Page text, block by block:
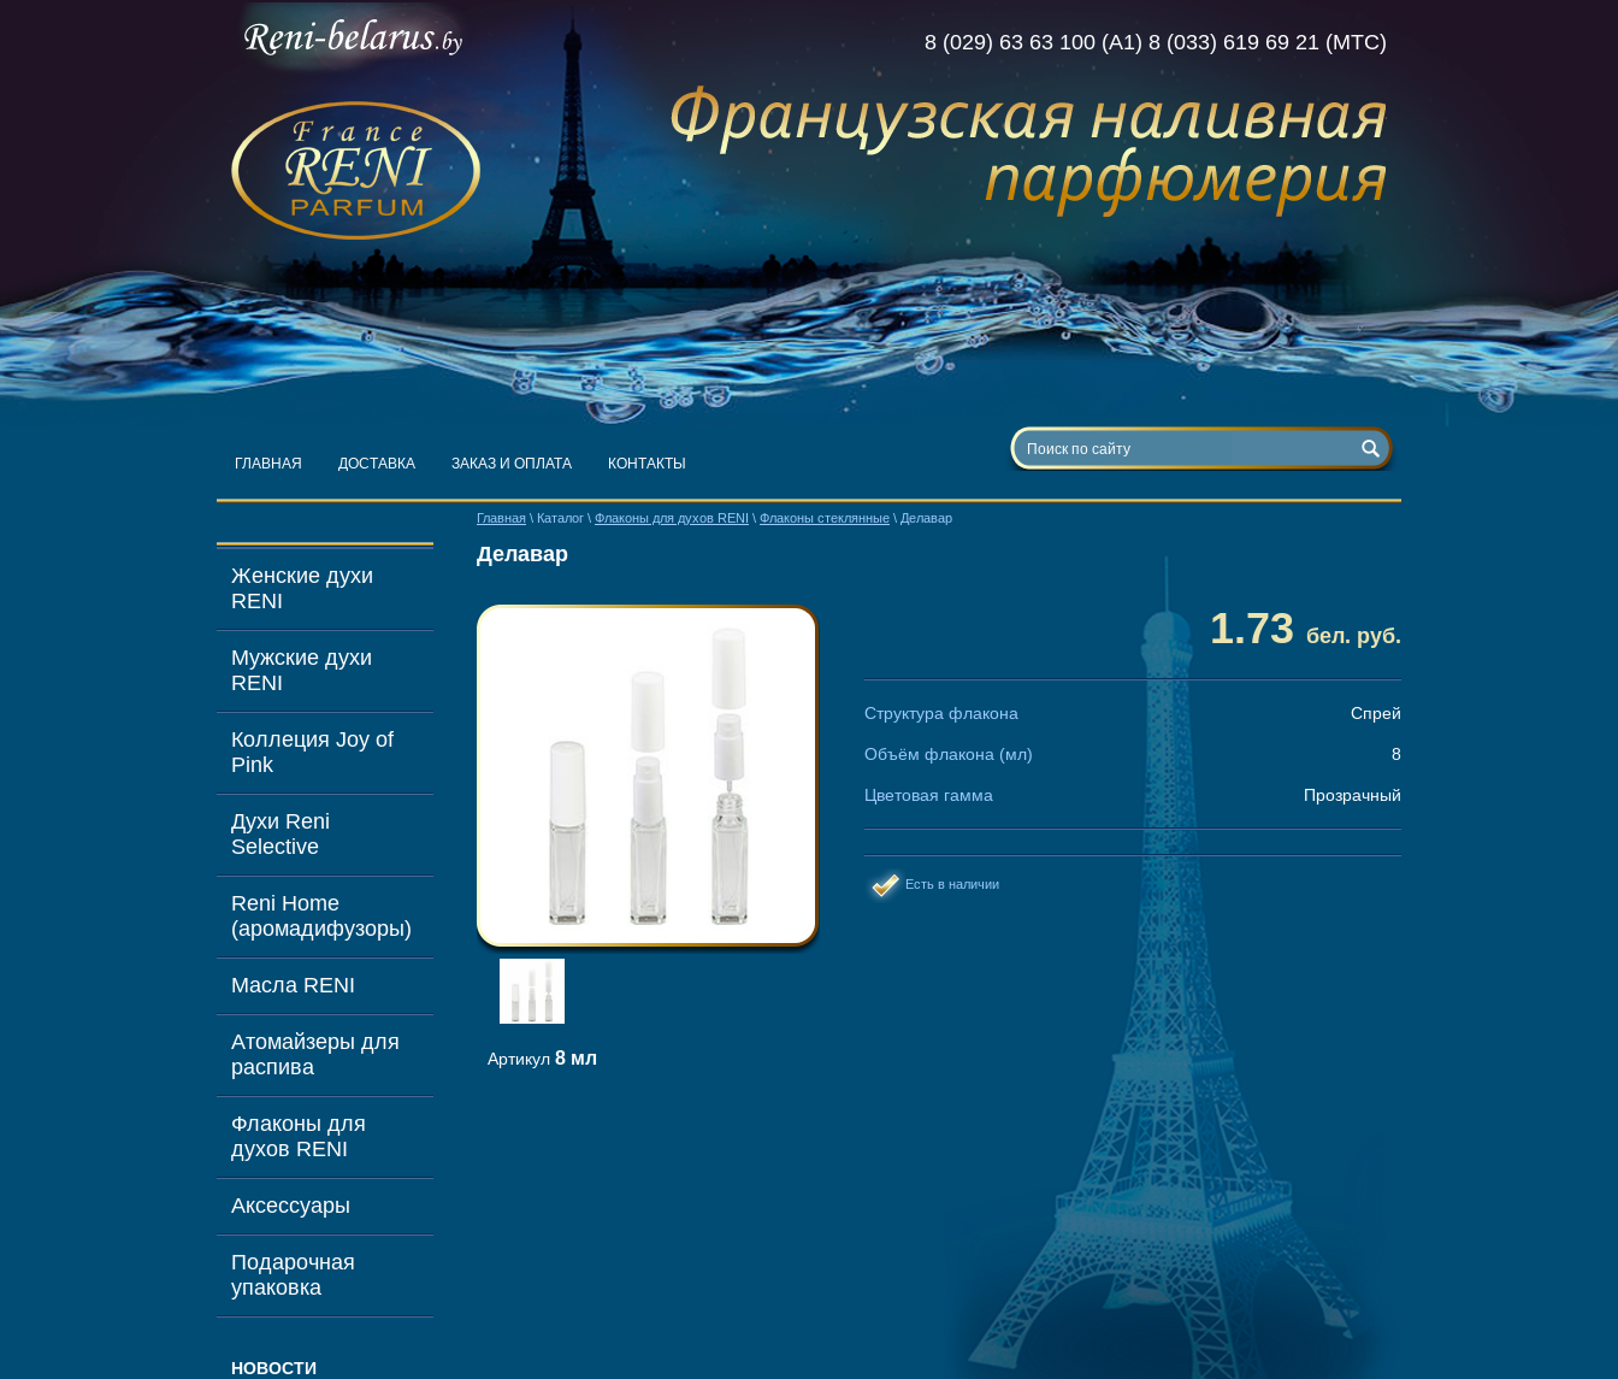
8 (029) 63 63 100 (А1) 8 (033) 619 69 21 (МТС)
ГЛАВНАЯ ДОСТАВКА ЗАКАЗ И ОПЛАТА КОНТАКТЫ
Женские духи
RENI
Мужские духи
RENI
Коллеция Joy of
Pink
Духи Reni
Selective
Reni Home
(аромадифузоры)
Масла RENI
Атомайзеры для
распива
Флаконы для
духов RENI
Аксессуары
Подарочная
упаковка
НОВОСТИ
Главная \ Каталог \ Флаконы для духов RENI \ Флаконы стеклянные \ Делавар
Делавар
Артикул 8 мл
1.73 бел. руб.
Структура флакона Спрей
Объём флакона (мл) 8
Цветовая гамма Прозрачный
Есть в наличии